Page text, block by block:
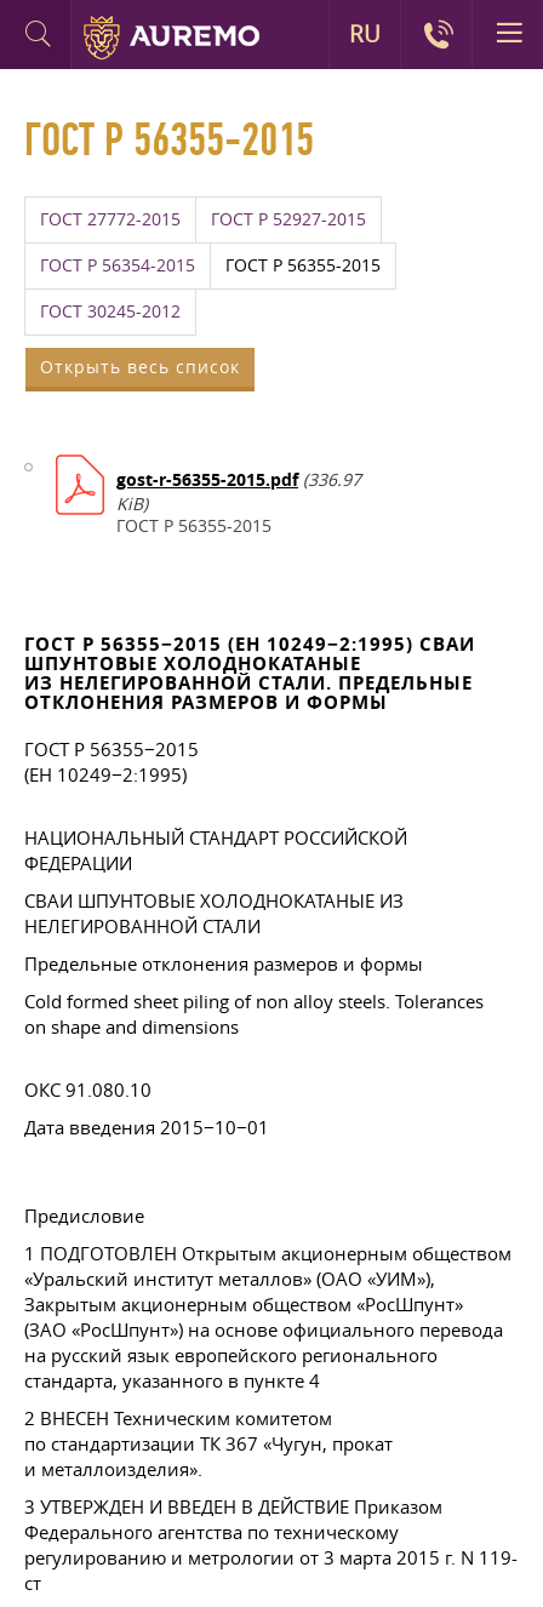
ГОСТ Р 56355-2015
ГОСТ 27772-2015 ГОСТ Р 52927-2015
ГОСТ Р 56354-2015 ГОСТ Р 56355-2015
ГОСТ 30245-2012
Открыть весь список
gost-r-56355-2015.pdf (336.97
KiB)
ГОСТ Р 56355-2015
ГОСТ Р 56355−2015 (ЕН 10249−2:1995) СВАИ
ШПУНТОВЫЕ ХОЛОДНОКАТАНЫЕ
ИЗ НЕЛЕГИРОВАННОЙ СТАЛИ. ПРЕДЕЛЬНЫЕ
ОТКЛОНЕНИЯ РАЗМЕРОВ И ФОРМЫ
ГОСТ Р 56355−2015
(EH 10249−2:1995)
НАЦИОНАЛЬНЫЙ СТАНДАРТ РОССИЙСКОЙ
ФЕДЕРАЦИИ
СВАИ ШПУНТОВЫЕ ХОЛОДНОКАТАНЫЕ ИЗ
НЕЛЕГИРОВАННОЙ СТАЛИ
Предельные отклонения размеров и формы
Cold formed sheet piling of non alloy steels. Tolerances
on shape and dimensions
ОКС 91.080.10
Дата введения 2015−10−01
Предисловие
1 ПОДГОТОВЛЕН Открытым акционерным обществом
«Уральский институт металлов» (ОАО «УИМ»),
Закрытым акционерным обществом «РосШпунт»
(ЗАО «РосШпунт») на основе официального перевода
на русский язык европейского регионального
стандарта, указанного в пункте 4
2 ВНЕСЕН Техническим комитетом
по стандартизации ТК 367 «Чугун, прокат
и металлоизделия».
3 УТВЕРЖДЕН И ВВЕДЕН В ДЕЙСТВИЕ Приказом
Федерального агентства по техническому
регулированию и метрологии от 3 марта 2015 г. N 119-
ст
RU